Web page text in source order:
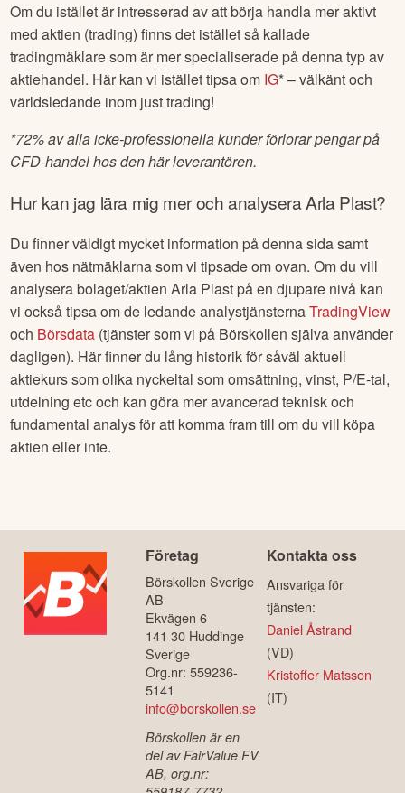
Om du istället är intresserad av att börja handla mer aktivt
med aktien (trading) finns det istället så kallade
tradingmäklare som är mer specialiserade på denna typ av
aktiehandel. Här kan vi istället tipsa om IG* – välkänt och
världsledande inom just trading!
*72% av alla icke-professionella kunder förlorar pengar på
CFD-handel hos den här leverantören.
Hur kan jag lära mig mer och analyseraArla Plast?
Du finner väldigt mycket information på denna sida samt
även hos nätmäklarna som vi tipsade om ovan. Om du vill
analysera bolaget/aktienArla Plast på en djupare nivå kan
vi också tipsa om de ledande analystjänsternaTradingView
och Börsdata (tjänster som vi på Börskollen själva använder
dagligen). Här finner du lång historik för såväl aktuell
aktiekurs som olika nyckeltal som omsättning, vinst, P/E-tal,
utdelning etc och kan göra mer avancerad teknisk och
fundamental analys för att komma fram till om du vill köpa
aktien eller inte.
Företag
Börskollen Sverige
AB
Ekvägen 6
141 30 Huddinge
Sverige
Org.nr: 559236-
5141
info@borskollen.se
Börskollen är en
del av FairValue FV
AB, org.nr:
Kontakta oss
Ansvariga för
tjänsten:
Daniel Åstrand
(VD)
Kristoffer Matsson
(IT)